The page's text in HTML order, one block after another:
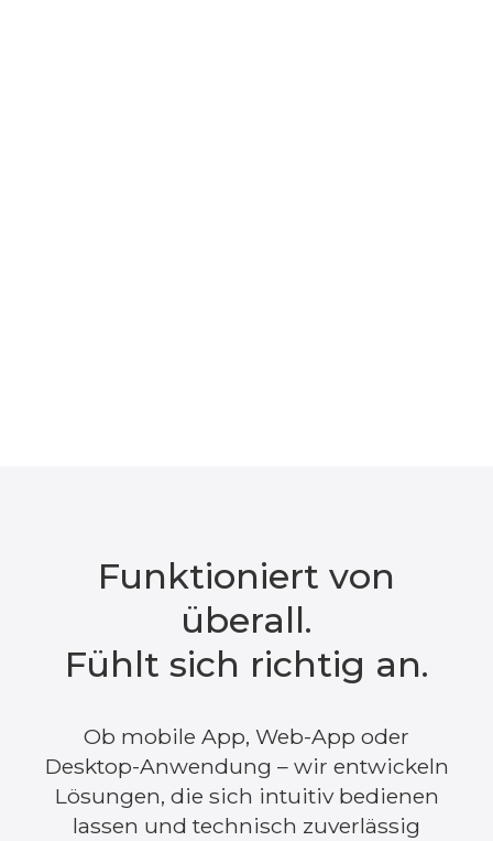
Funktioniert von
überall.
Fühlt sich richtig an.
Ob mobile App, Web-App oder
Desktop-Anwendung – wir entwickeln
Lösungen, die sich intuitiv bedienen
lassen und technisch zuverlässig